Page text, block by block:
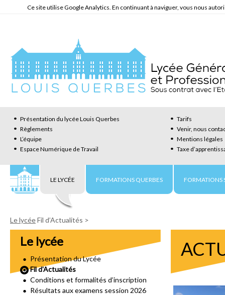
Ce site utilise Google Analytics. En continuant à naviguer, vous nous
LE LYCÉE
Présentation du lycée Louis Querbes
Tarifs
Règlements
Venir, nous
L’équipe
Mentions légales
Espace Numérique de Travail
Taxe
FORMATIONS QUERBES FORMATIONS
Le lycéeFil d’Actualités >
Le lycée
Présentation du Lycée
Fil d'Actualités
Conditions et formalités d’inscription
Résultats aux examens session 2026